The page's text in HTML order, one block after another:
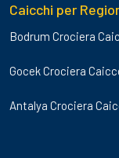
Caicchi per
Bodrum Crociera
Gocek Crociera
Antalya Crociera